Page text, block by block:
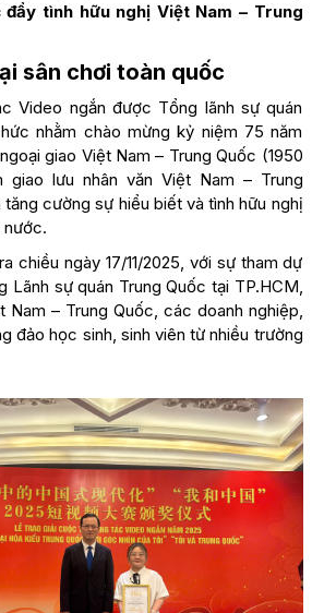
đẩy tình hữu nghị Việt Nam – Trung
sân chơi toàn quốc
Video ngắn được Tổng lãnh sự quán
nhằm chào mừng kỷ niệm 75 năm
giao Việt Nam – Trung Quốc (1950
giao lưu nhân văn Việt Nam – Trung
cường sự hiểu biết và tình hữu nghị
nước.
chiều ngày 17/11/2025, với sự tham dự
Lãnh sự quán Trung Quốc tại TP.HCM,
Nam – Trung Quốc, các doanh nghiệp,
đảo học sinh, sinh viên từ nhiều trường